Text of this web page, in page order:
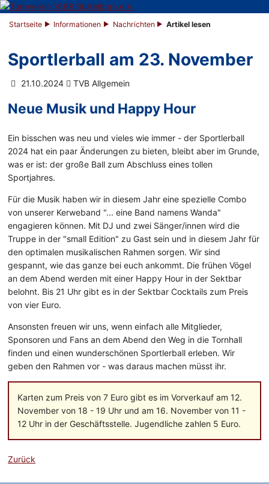
Startseite Informationen Nachrichten Artikel lesen
Sportlerball am 23. November
21.10.2024 TVB Allgemein
Neue Musik und Happy Hour
Ein bisschen was neu und vieles wie immer - der Sportlerball
2024 hat ein paar Änderungen zu bieten, bleibt aber im Grunde,
was er ist: der große Ball zum Abschluss eines tollen
Sportjahres.
Für die Musik haben wir in diesem Jahr eine spezielle Combo
von unserer Kerweband "... eine Band namens Wanda"
engagieren können. Mit DJ und zwei Sänger/innen wird die
Truppe in der "small Edition" zu Gast sein und in diesem Jahr für
den optimalen musikalischen Rahmen sorgen. Wir sind
gespannt, wie das ganze bei euch ankommt. Die frühen Vögel
an dem Abend werden mit einer Happy Hour in der Sektbar
belohnt. Bis 21 Uhr gibt es in der Sektbar Cocktails zum Preis
von vier Euro.
Ansonsten freuen wir uns, wenn einfach alle Mitglieder,
Sponsoren und Fans an dem Abend den Weg in die Tornhall
finden und einen wunderschönen Sportlerball erleben. Wir
geben den Rahmen vor - was daraus machen müsst ihr.
Karten zum Preis von 7 Euro gibt es im Vorverkauf am 12.
November von 18 - 19 Uhr und am 16. November von 11 -
12 Uhr in der Geschäftsstelle. Jugendliche zahlen 5 Euro.
Zurück